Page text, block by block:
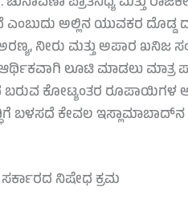
ಅಲ್ಲಿನ ಯುವಕರ ದೊಡ್ಡ
ನೀರು ಮತ್ತು ಅಪಾರ ಖನಿಜ
ಲೂಟಿ ಮಾಡಲು ಮಾತ್ರ
ಬರುವ ಕೋಟ್ಯಂತರ ರೂಪಾಯಿಗಳ
ಕೇವಲ ಇಸ್ಲಾಮಾಬಾದ್‌ನ
ನಿಷೇಧ ಕ್ರಮ